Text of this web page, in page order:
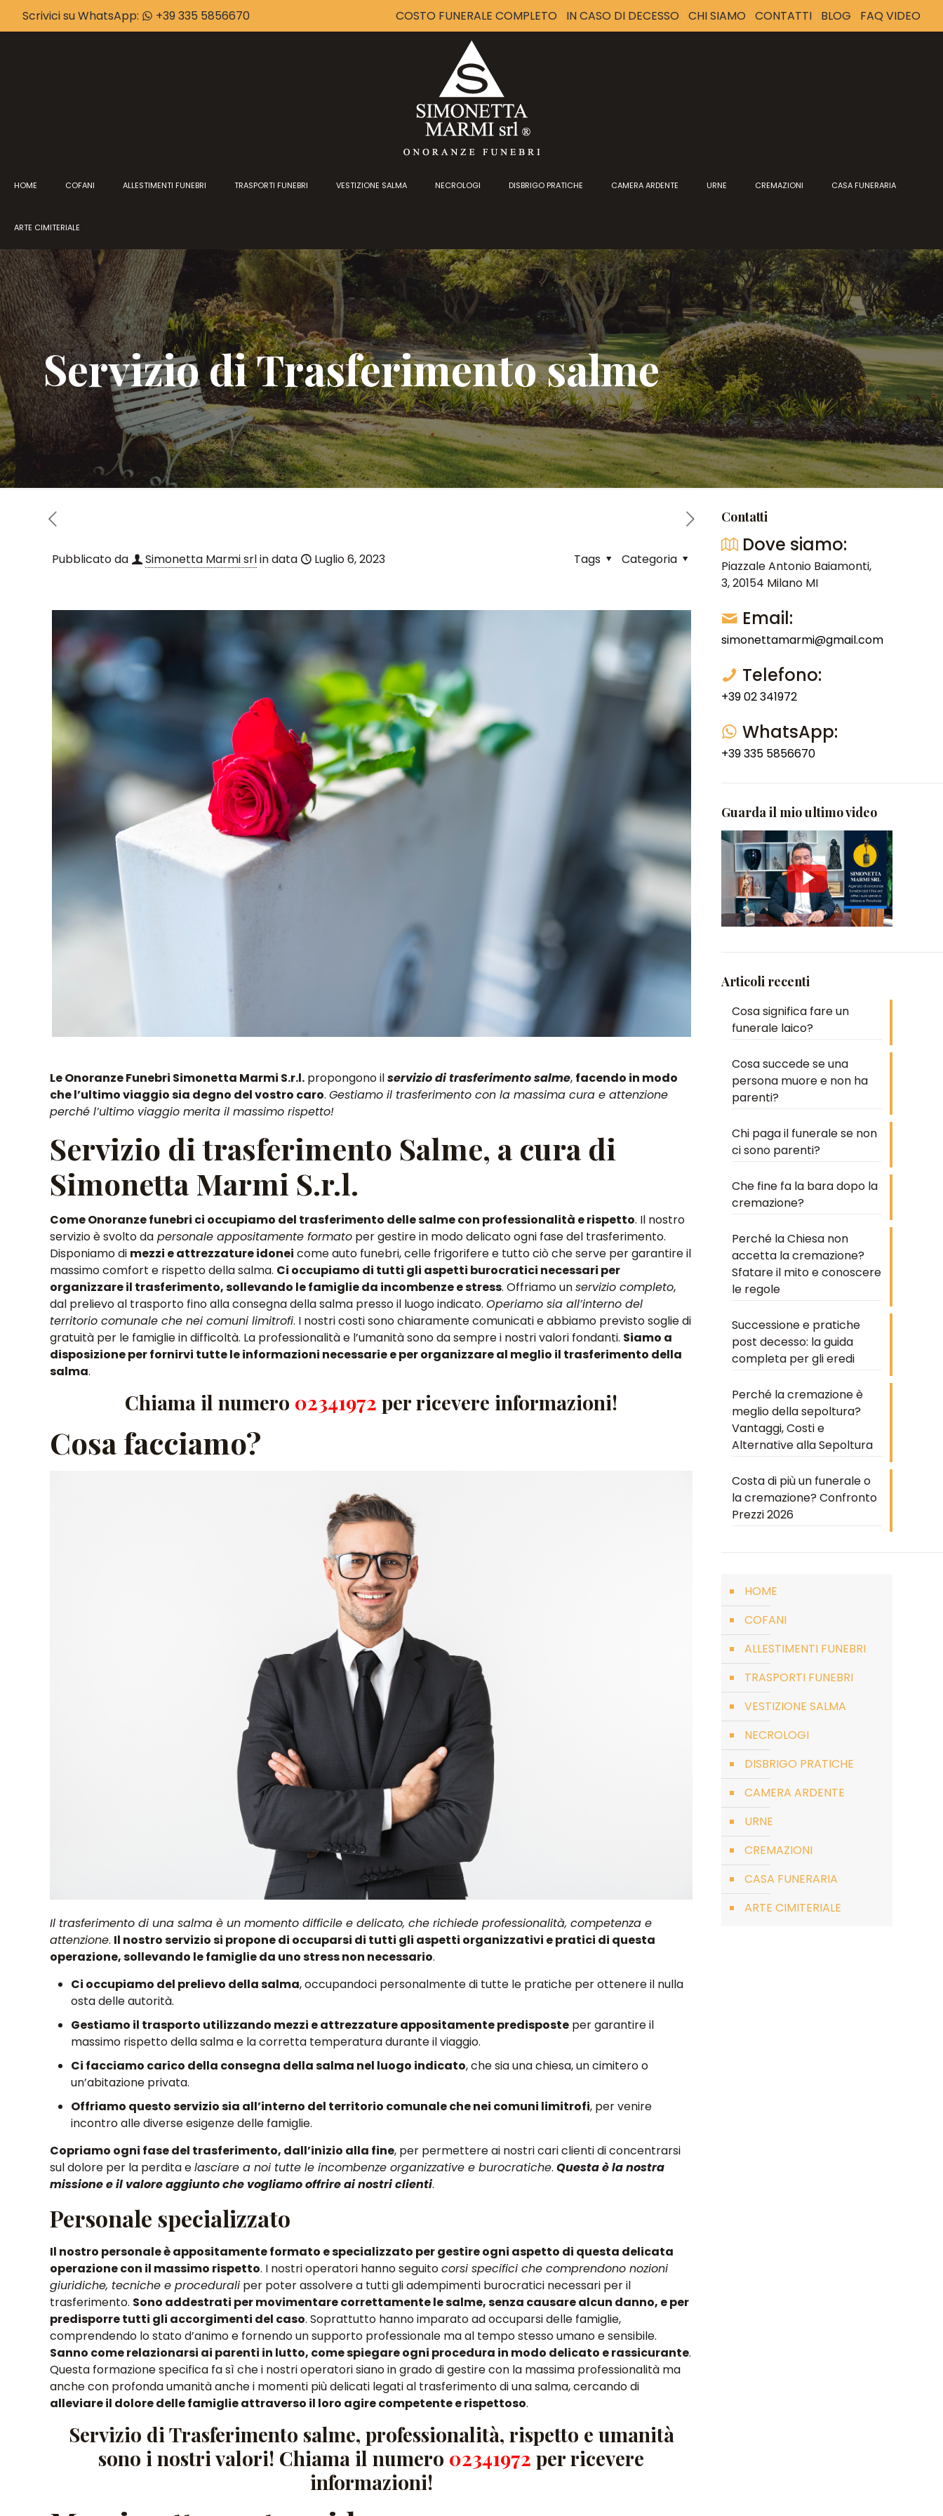
Scrivici su WhatsApp: +39 335 5856670 COSTO FUNERALE COMPLETO IN CASO DI DECESSO CHI SIAMO CONTATTI BLOG FAQ VIDEO
HOME COFANI ALLESTIMENTI FUNEBRI TRASPORTI FUNEBRI VESTIZIONE SALMA NECROLOGI DISBRIGO PRATICHE CAMERA ARDENTE URNE CREMAZIONI CASA FUNERARIA
ARTE CIMITERIALE
Servizio di Trasferimento salme
Pubblicato da Simonetta Marmi srlin data Luglio 6, 2023 Categoria
Tags
Le Onoranze Funebri Simonetta Marmi S.r.l. propongono ilservizio di trasferimento salme, facendo in modo
che l’ultimo viaggio sia degno del vostro caro.Gestiamo il trasferimento con la massima cura e attenzione
perché l’ultimo viaggio merita il massimo rispetto!
Servizio di trasferimento Salme, a cura di
Simonetta Marmi S.r.l.
Come Onoranze funebri ci occupiamo del trasferimento delle salme con professionalità e rispetto. Il nostro
servizio è svolto da personale appositamente formato per gestire in modo delicato ogni fase del trasferimento.
Disponiamo di mezzi e attrezzature idonei come auto funebri, celle frigorifere e tutto ciò che serve per garantire il
massimo comfort e rispetto della salma. Ci occupiamo di tutti gli aspetti burocratici necessari per
organizzare il trasferimento, sollevando le famiglie da incombenze e stress. Offriamo unservizio completo,
dal prelievo al trasporto fino alla consegna della salma presso il luogo indicato.Operiamo sia all’interno del
territorio comunale che nei comuni limitrofi. I nostri costi sono chiaramente comunicati e abbiamo previsto soglie di
gratuità per le famiglie in difficoltà. La professionalità e l’umanità sono da sempre i nostri valori fondanti. Siamo a
disposizione per fornirvi tutte le informazioni necessarie e per organizzare al meglio il trasferimento della
salma.
Chiama il numero 02341972 per ricevere informazioni!
Cosa facciamo?
Il trasferimento di una salma è un momento difficile e delicato, che richiede professionalità, competenza e
attenzione. Il nostro servizio si propone di occuparsi di tutti gli aspetti organizzativi e pratici di questa
operazione, sollevando le famiglie da uno stress non necessario.
Ci occupiamo del prelievo della salma, occupandoci personalmente di tutte le pratiche per ottenere il nulla
osta delle autorità.
Gestiamo il trasporto utilizzando mezzi e attrezzature appositamente predisposte per garantire il
massimo rispetto della salma e la corretta temperatura durante il viaggio.
Ci facciamo carico della consegna della salma nel luogo indicato, che sia una chiesa, un cimitero o
un’abitazione privata.
Offriamo questo servizio sia all’interno del territorio comunale che nei comuni limitrofi, per venire
incontro alle diverse esigenze delle famiglie.
Copriamo ogni fase del trasferimento, dall’inizio alla fine, per permettere ai nostri cari clienti di concentrarsi
sul dolore per la perdita elasciare a noi tutte le incombenze organizzative e burocratiche.Questa è la nostra
missione e il valore aggiunto che vogliamo offrire ai nostri clienti.
Personale specializzato
Il nostro personale è appositamente formato e specializzato per gestire ogni aspetto di questa delicata
operazione con il massimo rispetto. I nostri operatori hanno seguitocorsi specifici che comprendono nozioni
giuridiche, tecniche e procedurali per poter assolvere a tutti gli adempimenti burocratici necessari per il
trasferimento. Sono addestrati per movimentare correttamente le salme, senza causare alcun danno, e per
predisporre tutti gli accorgimenti del caso. Soprattutto hanno imparato ad occuparsi delle famiglie,
comprendendo lo stato d’animo e fornendo un supporto professionale ma al tempo stesso umano e sensibile.
Sanno come relazionarsi ai parenti in lutto, come spiegare ogni procedura in modo delicato e rassicurante.
Questa formazione specifica fa sì chei nostri operatori siano in grado di gestire con la massima professionalità ma
anche con profonda umanità anche i momenti più delicati legati al trasferimento di una salma, cercando di
alleviare il dolore delle famiglie attraverso il loro agire competente e rispettoso.
Servizio di Trasferimento salme, professionalità, rispetto e umanità
sono i nostri valori! Chiama il numero 02341972 per ricevere
informazioni!
Contatti
Dove siamo:
Piazzale Antonio Baiamonti,
3, 20154 Milano MI
Email:
simonettamarmi@gmail.com
Telefono:
+39 02 341972
WhatsApp:
+39 335 5856670
Guarda il mio ultimo video
Articoli recenti
Cosa significa fare un
funerale laico?
Cosa succede se una
persona muore e non ha
parenti?
Chi paga il funerale se non
ci sono parenti?
Che fine fa la bara dopo la
cremazione?
Perché la Chiesa non
accetta la cremazione?
Sfatare il mito e conoscere
le regole
Successione e pratiche
post decesso: la guida
completa per gli eredi
Perché la cremazione è
meglio della sepoltura?
Vantaggi, Costi e
Alternative alla Sepoltura
Costa di più un funerale o
la cremazione? Confronto
Prezzi 2026
HOME
COFANI
ALLESTIMENTI FUNEBRI
TRASPORTI FUNEBRI
VESTIZIONE SALMA
NECROLOGI
DISBRIGO PRATICHE
CAMERA ARDENTE
URNE
CREMAZIONI
CASA FUNERARIA
ARTE CIMITERIALE